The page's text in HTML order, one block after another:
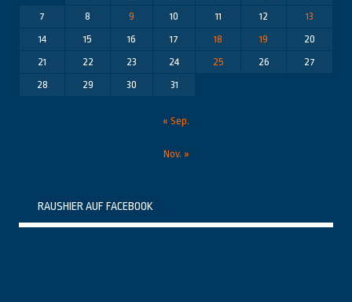
7
8 9 10 11 12
13
14
15 16 17 18 19
20
21
22 23 24 25 26
27
28
29 30 31
« Sep.
Nov. »
RAUSHIER AUF FACEBOOK